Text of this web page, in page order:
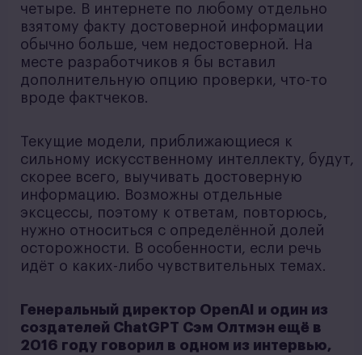
четыре. В интернете по любому отдельно
взятому факту достоверной информации
обычно больше, чем недостоверной. На
месте разработчиков я бы вставил
дополнительную опцию проверки, что-то
вроде фактчеков.
Текущие модели, приближающиеся к
сильному искусственному интеллекту, будут,
скорее всего, выучивать достоверную
информацию. Возможны отдельные
эксцессы, поэтому к ответам, повторюсь,
нужно относиться с определённой долей
осторожности. В особенности, если речь
идёт о каких-либо чувствительных темах.
Генеральный директор OpenAI и один из
создателей ChatGPT Сэм Олтмэн ещё в
2016 году говорил в одном из интервью,